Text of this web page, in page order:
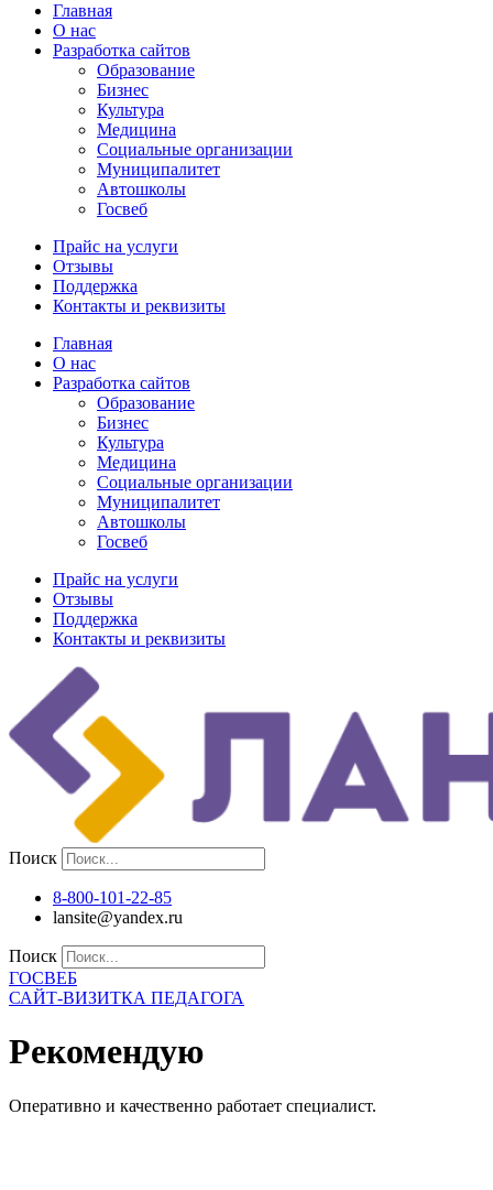
Главная
О нас
Разработка сайтов
Образование
Бизнес
Культура
Медицина
Социальные организации
Муниципалитет
Автошколы
Госвеб
Прайс на услуги
Отзывы
Поддержка
Контакты и реквизиты
Главная
О нас
Разработка сайтов
Образование
Бизнес
Культура
Медицина
Социальные организации
Муниципалитет
Автошколы
Госвеб
Прайс на услуги
Отзывы
Поддержка
Контакты и реквизиты
Поиск
8-800-101-22-85
lansite@yandex.ru
Поиск
ГОСВЕБ
САЙТ-ВИЗИТКА ПЕДАГОГА
Рекомендую
Оперативно и качественно работает специалист.